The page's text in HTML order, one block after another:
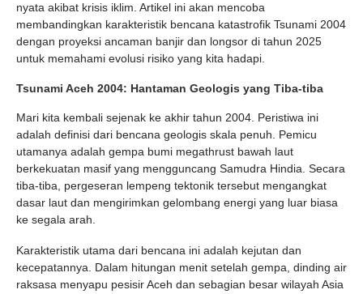
nyata akibat krisis iklim. Artikel ini akan mencoba
membandingkan karakteristik bencana katastrofik Tsunami 2004
dengan proyeksi ancaman banjir dan longsor di tahun 2025
untuk memahami evolusi risiko yang kita hadapi.
Tsunami Aceh 2004: Hantaman Geologis yang Tiba-tiba
Mari kita kembali sejenak ke akhir tahun 2004. Peristiwa ini
adalah definisi dari bencana geologis skala penuh. Pemicu
utamanya adalah gempa bumi megathrust bawah laut
berkekuatan masif yang mengguncang Samudra Hindia. Secara
tiba-tiba, pergeseran lempeng tektonik tersebut mengangkat
dasar laut dan mengirimkan gelombang energi yang luar biasa
ke segala arah.
Karakteristik utama dari bencana ini adalah kejutan dan
kecepatannya. Dalam hitungan menit setelah gempa, dinding air
raksasa menyapu pesisir Aceh dan sebagian besar wilayah Asia